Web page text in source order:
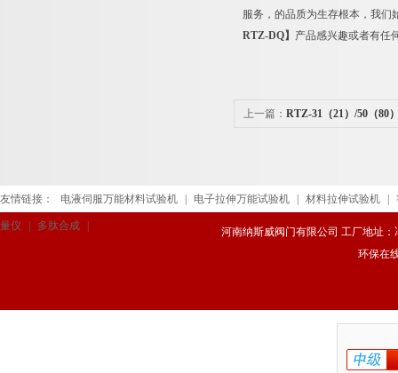
服务，的品质为生存根本，我们
RTZ-DQ】 产品感兴趣或者有任
上一篇： RTZ-31（21）/50（80
友情链接： 电液伺服万能材料试验机 电子拉伸万能试验机 材料拉伸试验机
量仪 多肽合成
河南纳斯威阀门有限公司 工厂地址：
环保在